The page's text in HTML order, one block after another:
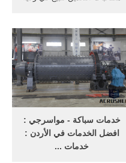
منجم لا يغطى إنشاء مصنع
الاستخلاص أو معدات Get
More/خذ المزيد للبيع منجم
ذهب تعدين الذهب مستعملة
روك .
خدمات سباكة - مواسرجي :
افضل الخدمات في الأردن :
خدمات ...